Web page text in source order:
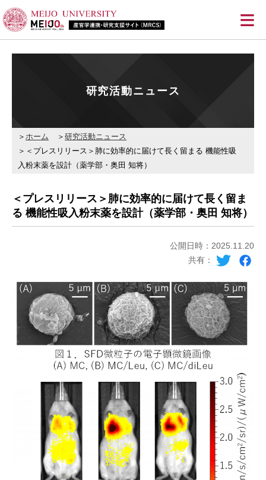
≡
研究活動ニュース
ホーム
研究活動ニュース
＜プレスリリース＞肺に効率的に届けて長く留まる 機能性吸
入粉末薬を設計（薬学部・奥田 知将）
＜プレスリリース＞肺に効率的に届けて長く留ま
る 機能性吸入粉末薬を設計（薬学部・奥田 知将）
公開日時：2025.11.20
共有：